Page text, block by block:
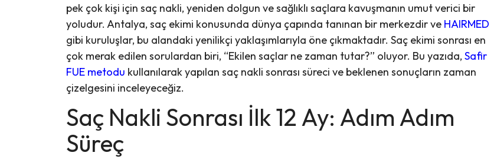
pek çok kişi için saç nakli, yeniden dolgun ve sağlıklı saçlara kavuşmanın umut verici bir
yoludur. Antalya, saç ekimi konusunda dünya çapında tanınan bir merkezdir ve HAIRMED
gibi kuruluşlar, bu alandaki yenilikçi yaklaşımlarıyla öne çıkmaktadır. Saç ekimi sonrası en
çok merak edilen sorulardan biri, “Ekilen saçlar ne zaman tutar?” oluyor. Bu yazıda,Safir
FUE metodu kullanılarak yapılan saç nakli sonrası süreci ve beklenen sonuçların zaman
çizelgesini inceleyeceğiz.
Saç Nakli Sonrası İlk 12 Ay: Adım Adım
Süreç